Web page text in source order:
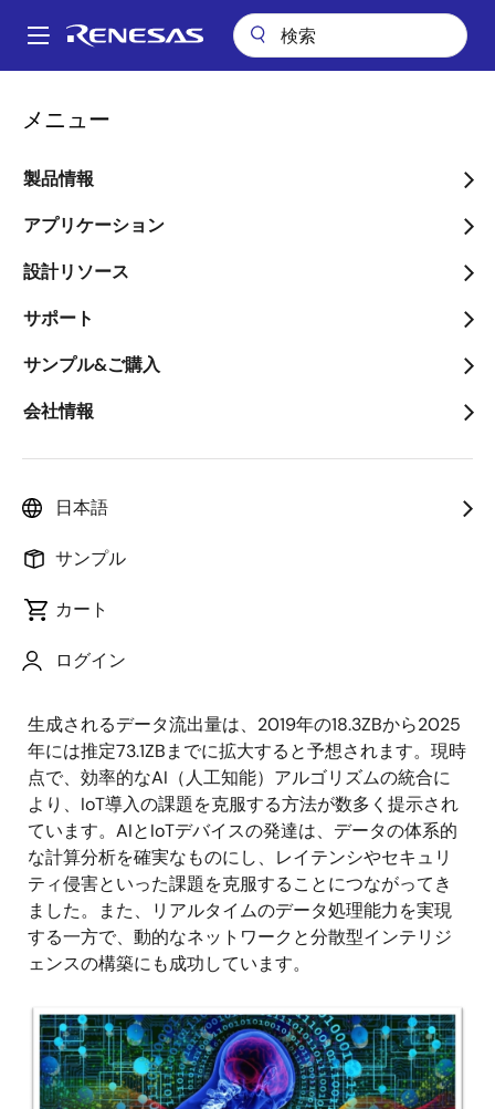
ン
Main
メニュー
製品情報
アプリケーション
設計リソース
サポート
サンプル&ご購入
会社情報
日本語
サンプル
カート
ログイン
パ
ン
く
ず
組み込み分野におけるAIとIoTの融合
組み込み分野におけるAIと
IoTの融合
画
Mohammed Dogar
けでなく、人間社会の構造全体を大きく変貌させるで
れるデバイスの数は急速に増え続けています。IDCによ
れ、そのうちの75%がIoTプラットフォームと連携され
生成されるデータ流出量は、2019年の18.3ZBから2025
年には推定73.1ZBまでに拡大すると予想されます。現時
点で、効率的なAI（人工知能）アルゴリズムの統合に
より、IoT導入の課題を克服する方法が数多く提示され
ています。AIとIoTデバイスの発達は、データの体系的
な計算分析を確実なものにし、レイテンシやセキュリ
ティ侵害といった課題を克服することにつながってき
ました。また、リアルタイムのデータ処理能力を実現
する一方で、動的なネットワークと分散型インテリジ
ェンスの構築にも成功しています。
画
像